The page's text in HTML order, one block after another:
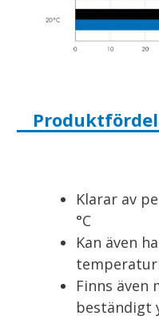
Klarar av
°C
Kan även
Finns även
beständigt